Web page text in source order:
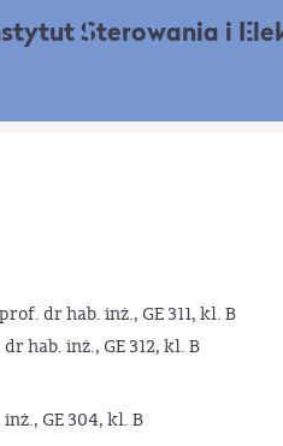
Sterowania i
dr hab. inż., GE 311, kl. B
hab. inż., GE 312, kl. B
GE 304, kl. B